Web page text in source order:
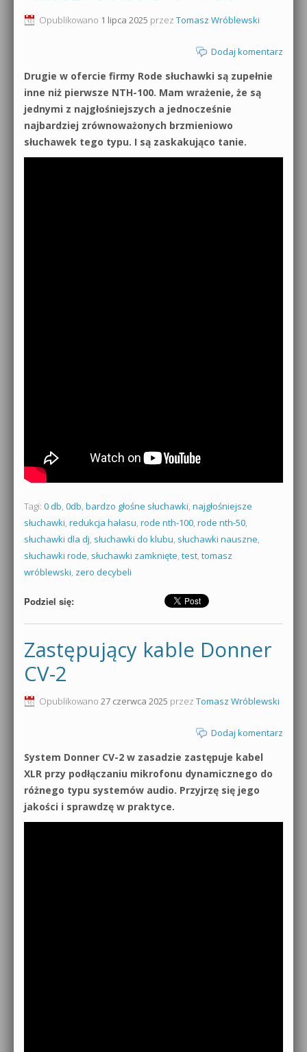
Sound Forge od podstaw
Dubstep z syntezatorem Massive
Kontakt 5 Kompendium
0dB.pl - informacje
Materiały dla mediów
Archiwum aktualności
Polityka prywatności
Opublikowano 1 lipca 2025 przez Tomasz Wróblewski
Dodaj komentarz
Drugie w ofercie firmy Rode słuchawki są zupełnie
inne niż pierwsze NTH-100. Mam wrażenie, że są
jednymi z najgłośniejszych a jednocześnie
najbardziej zrównoważonych brzmieniowo
słuchawek tego typu. I są zaskakująco tanie.
Tagi: 0 db, 0db, bardzo głośne słuchawki, najgłośniejsze
słuchawki, redukcja hałasu, rode nth-100, rode nth-50,
słuchawki dla dj, słuchawki do klubu, słuchawki nauszne,
słuchawki rode, słuchawki zamknięte, test, tomasz
wróblewski, zero decybeli
Podziel się:
Zastępujący kable Donner
CV-2
Opublikowano 27 czerwca 2025 przez Tomasz Wróblewski
Dodaj komentarz
System Donner CV-2 w zasadzie zastępuje kabel
XLR przy podłączaniu mikrofonu dynamicznego do
różnego typu systemów audio. Przyjrzę się jego
jakości i sprawdzę w praktyce.